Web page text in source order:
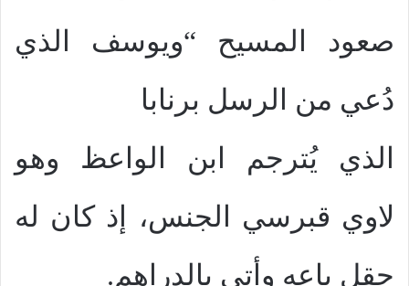
صعود المسيح “ويوسف الذي
دُعي من الرسل برنابا
الذي يُترجم ابن الواعظ وهو
لاوي قبرسي الجنس، إذ كان له
حقل باعه وأتى بالدراهم.